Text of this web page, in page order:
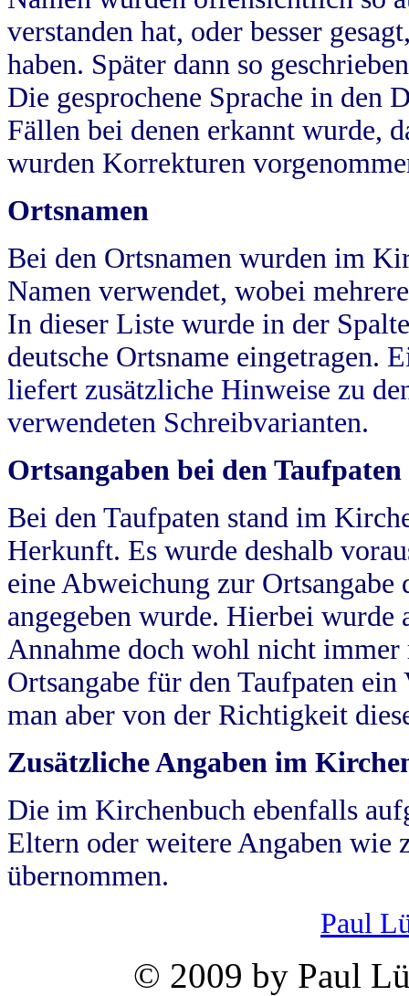
verstanden hat, oder besser
haben. Später dann so
Die gesprochene Sprache in
Fällen bei denen erkannt wurde,
wurden Korrekturen
Ortsnamen
Bei den Ortsnamen wurden im
Namen verwendet, wobei
In dieser Liste wurde in der
deutsche Ortsname eingetragen.
liefert zusätzliche Hinweise zu
verwendeten Schreibvarianten.
Ortsangaben bei den Taufpaten
Bei den Taufpaten stand im
Herkunft. Es wurde deshalb
eine Abweichung zur
angegeben wurde. Hierbei wurde
Annahme doch wohl nicht
Ortsangabe für den Taufpaten
man aber von der Richtigkeit
Zusätzliche Angaben im
Die im Kirchenbuch ebenfalls
Eltern oder weitere Angaben wie
übernommen.
Paul
© 2009 by Paul